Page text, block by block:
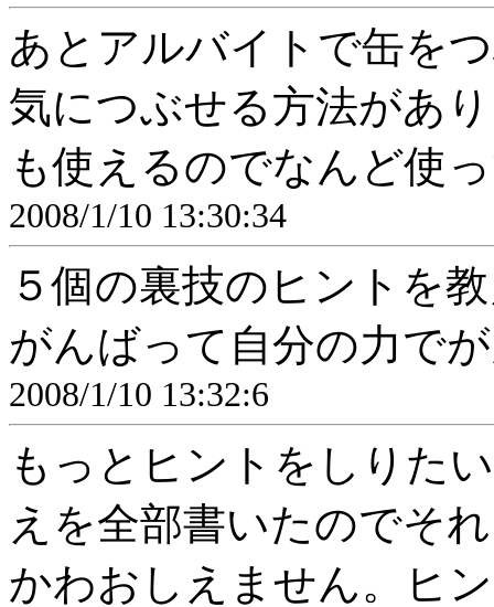
あとアルバイトで缶を
気につぶせる方法があ
も使えるのでなんど使
2008/1/10 13:30:34
５個の裏技のヒントを
がんばって自分の力で
2008/1/10 13:32:6
もっとヒントをしりた
えを全部書いたのでそ
かわおしえません。ヒ